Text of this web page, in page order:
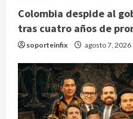
Colombia despide al
tras cuatro años de
soporteinfix agosto 7, 2026